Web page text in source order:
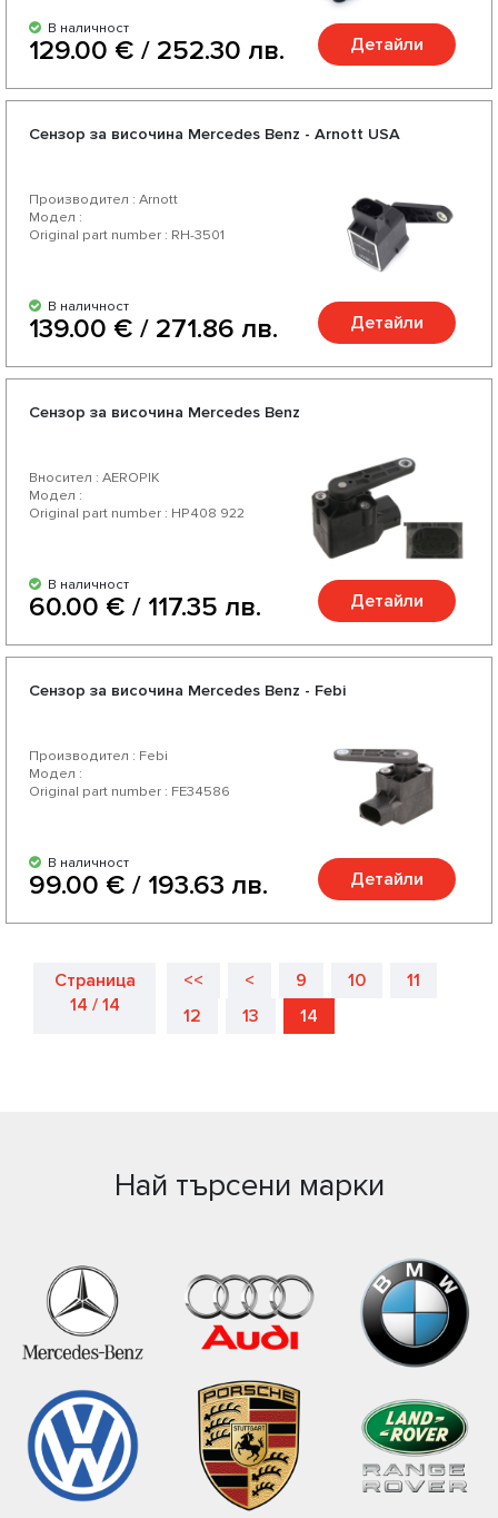
В наличност
129.00 € / 252.30 лв. Детайли
Сензор за височина Mercedes Benz - Arnott USA
Производител : Arnott
Модел :
Original part number : RH-3501
В наличност
139.00 € / 271.86 лв. Детайли
Сензор за височина Mercedes Benz
Вносител : AEROPIK
Модел :
Original part number : HP408 922
В наличност
60.00 € / 117.35 лв. Детайли
Сензор за височина Mercedes Benz - Febi
Производител : Febi
Модел :
Original part number : FE34586
В наличност
99.00 € / 193.63 лв. Детайли
Страница
14 / 14
<< < 9 10
11
12
13 14
Най търсени марки